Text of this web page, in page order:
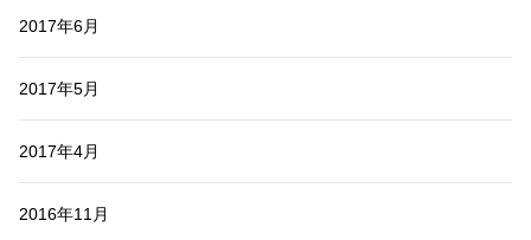
2017年6月
2017年5月
2017年4月
2016年11月